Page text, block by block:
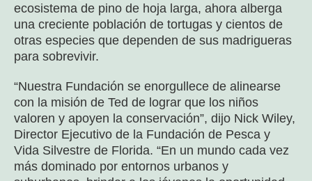
ecosistema de pino de hoja larga, ahora alberga
una creciente población de tortugas y cientos de
otras especies que dependen de sus madrigueras
para sobrevivir.
“Nuestra Fundación se enorgullece de alinearse
con la misión de Ted de lograr que los niños
valoren y apoyen la conservación”, dijo Nick Wiley,
Director Ejecutivo de la Fundación de Pesca y
Vida Silvestre de Florida. “En un mundo cada vez
más dominado por entornos urbanos y